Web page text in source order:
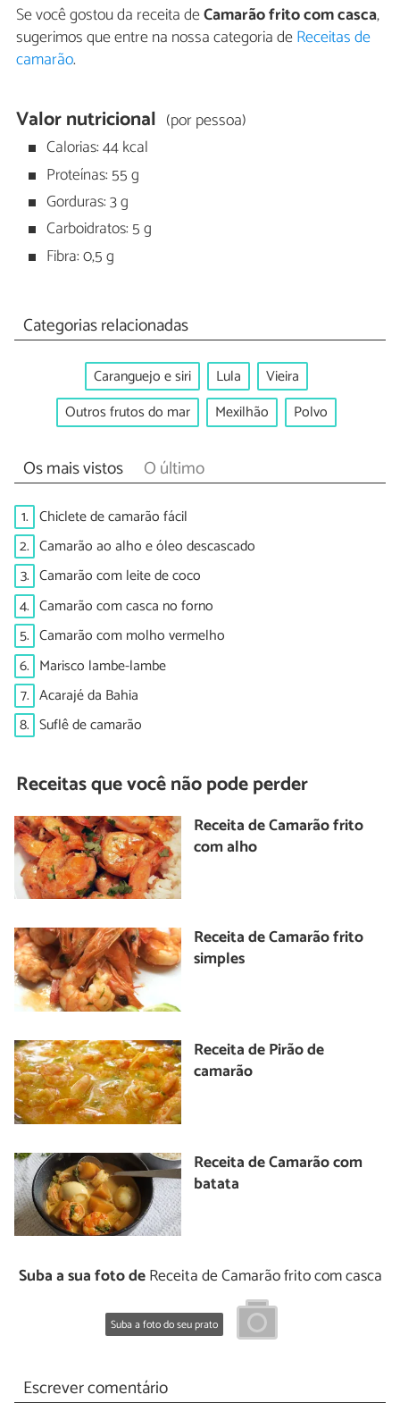
Se você gostou da receita deCamarão frito com casca,
sugerimos que entre na nossa categoria deReceitas de
camarão.
Valor nutricional (por pessoa)
Calorias: 44 kcal
Proteínas: 55 g
Gorduras: 3 g
Carboidratos: 5 g
Fibra: 0,5 g
Categorias relacionadas
Caranguejo e siri Lula
Vieira
Outros frutos do mar
Mexilhão Polvo
Os mais vistos O último
1. Chiclete de camarão fácil
2. Camarão ao alho e óleo descascado
3. Camarão com leite de coco
4. Camarão com casca no forno
5. Camarão com molho vermelho
6. Marisco lambe-lambe
7. Acarajé da Bahia
8. Suflê de camarão
Receitas que você não pode perder
Receita de Camarão frito
com alho
Receita de Camarão frito
simples
Receita de Pirão de
camarão
Receita de Camarão com
batata
Suba a sua foto deReceita de Camarão frito com casca
Suba a foto do seu prato
Escrever comentário